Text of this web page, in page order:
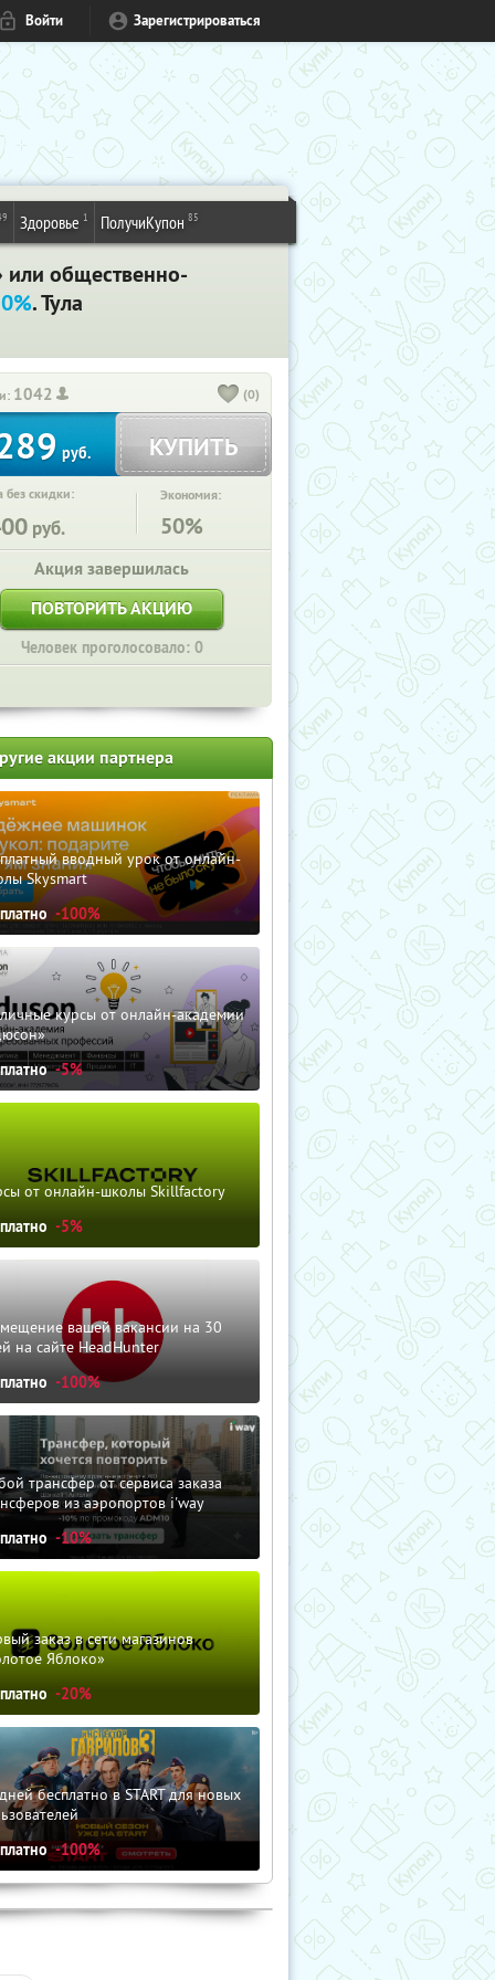
Войти Зарегистрироваться
Здоровье 1 ПолучиКупон 85
или общественно-
. Тула
1042 (0)
руб. КУПИТЬ
без скидки:
руб.
Экономия:
50%
Акция завершилась
ПОВТОРИТЬ АКЦИЮ
Человек проголосовало: 0
акции партнера
вводный урок от онлайн-
Skysmart
-100%
курсы от онлайн-академии
-5%
от онлайн-школы Skillfactory
-5%
вашей вакансии на 30
на сайте HeadHunter
-100%
трансфер от сервиса заказа
из аэропортов i'way
-10%
заказ в сети магазинов
Яблоко»
-20%
бесплатно в START для новых
-100%